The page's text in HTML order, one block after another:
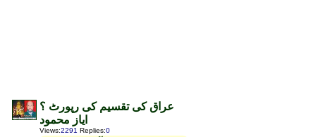
عراق کی تقسیم کی رپورٹ ؟
ایاز محمود
Views:2291 Replies:0